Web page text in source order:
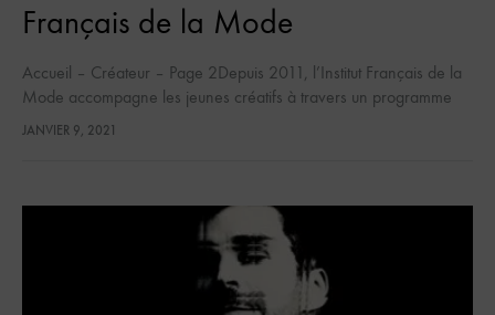
Français de la Mode
Accueil – Créateur – Page 2Depuis 2011, l’Institut Français de la
Mode accompagne les jeunes créatifs à travers un programme
d’accompagnement des jeunes marques créatives. A chaque
JANVIER 9, 2021